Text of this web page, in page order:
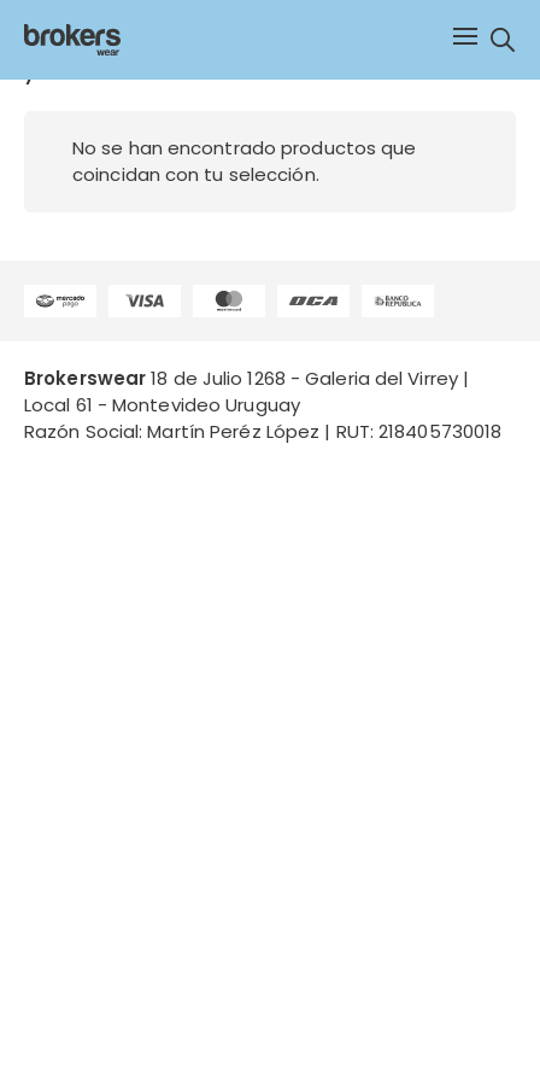
No se han encontrado productos que
coincidan con tu selección.
Brokerswear18 de Julio 1268 - Galeria del Virrey |
Local 61 - Montevideo Uruguay
Razón Social: Martín Peréz López | RUT: 218405730018